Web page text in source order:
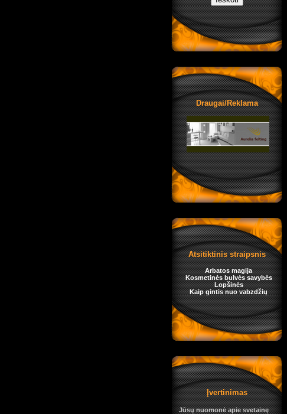
Draugai/Reklama
Atsitiktinis straipsnis
Arbatos magija
Kosmetinės bulvės savybės
Lopšinės
Kaip gintis nuo vabzdžių
Įvertinimas
Jūsų nuomonė apie svetainę